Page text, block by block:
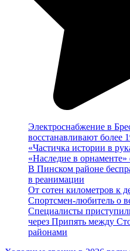
Электроснабжение в
восстанавливают более
«Частичка истории в
«Наследие в
В Пинском районе
в реанимации
От сотен километров к
Спортсмен-любитель о
Специалисты
через Припять между
районами